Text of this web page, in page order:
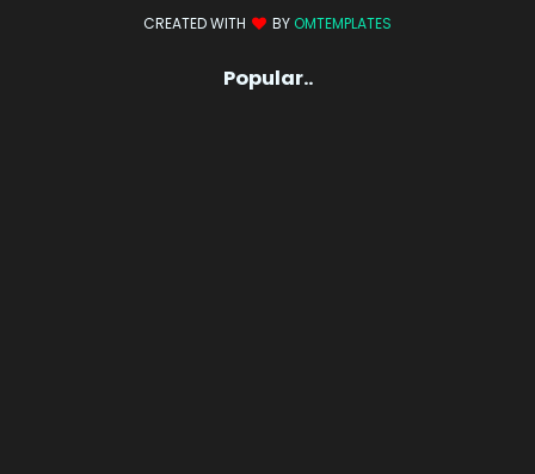
CREATED WITH BY OMTEMPLATES
Popular..